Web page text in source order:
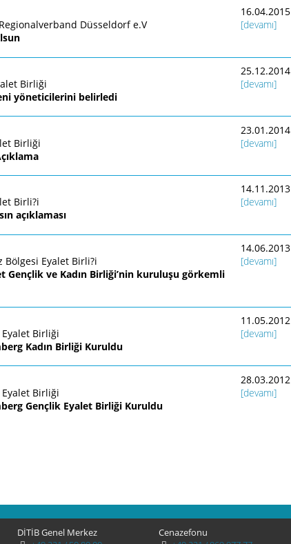
Düsseldorf e.V
16.04.2015
[devamı]
Birliği
yöneticilerini belirledi
25.12.2014
[devamı]
Birliği
23.01.2014
[devamı]
Birli?i
açıklaması
14.11.2013
[devamı]
Bölgesi Eyalet Birli?i
Gençlik ve Kadın Birliği’nin kuruluşu görkemli
14.06.2013
[devamı]
Birliği
Kadın Birliği Kuruldu
11.05.2012
[devamı]
Birliği
Gençlik Eyalet Birliği Kuruldu
28.03.2012
[devamı]
DİTİB Genel Merkez
Cenazefonu